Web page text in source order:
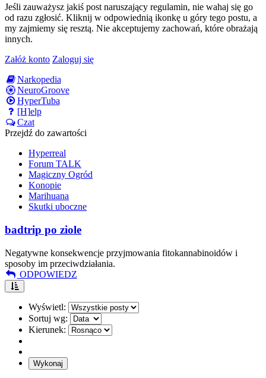
Jeśli zauważysz jakiś post naruszający regulamin, nie wahaj się go
od razu zgłosić. Kliknij w odpowiednią ikonkę u góry tego postu, a
my zajmiemy się resztą. Nie akceptujemy zachowań, które obrażają
innych.
Załóż konto Zaloguj się
Narkopedia
NeuroGroove
HyperTuba
[H]elp
Czat
Przejdź do zawartości
Hyperreal
Forum TALK
Magiczny Ogród
Konopie
Marihuana
Skutki uboczne
badtrip po ziole
Negatywne konsekwencje przyjmowania fitokannabinoidów i
sposoby im przeciwdziałania.
ODPOWIEDZ
Wyświetl:
Sortuj wg:
Kierunek: